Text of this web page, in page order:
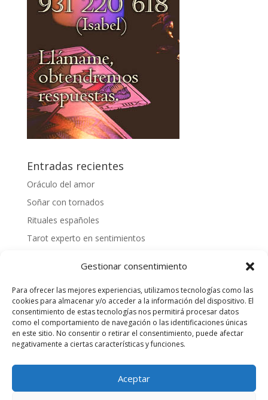
Gestionar consentimiento
Para ofrecer las mejores experiencias, utilizamos tecnologías como las
cookies para almacenar y/o acceder a la información del dispositivo. El
consentimiento de estas tecnologías nos permitirá procesar datos
como el comportamiento de navegación o las identificaciones únicas
en este sitio. No consentir o retirar el consentimiento, puede afectar
negativamente a ciertas características y funciones.
Aceptar
Entradas recientes
Oráculo del amor
Soñar con tornados
Rituales españoles
Tarot experto en sentimientos
¿Cómo hacer una tirada personalizada?
Videntes 20 años de experiencia
Tarotista honesta
Quiero saber mi suerte